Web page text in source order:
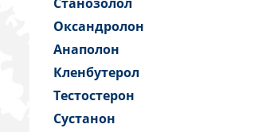
Оксандролон
Анаполон
Кленбутерол
Тестостерон
Сустанон